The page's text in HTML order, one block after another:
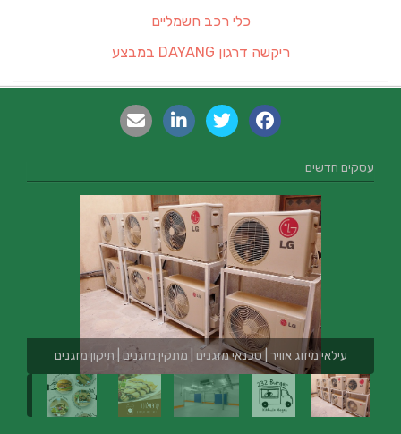
כלי רכב חשמליים
ריקשה דרגון DAYANG במבצע
עסקים חדשים
עילאי מיזוג אוויר | טכנאי מזגנים | מתקין מזגנים | תיקון מזגנים